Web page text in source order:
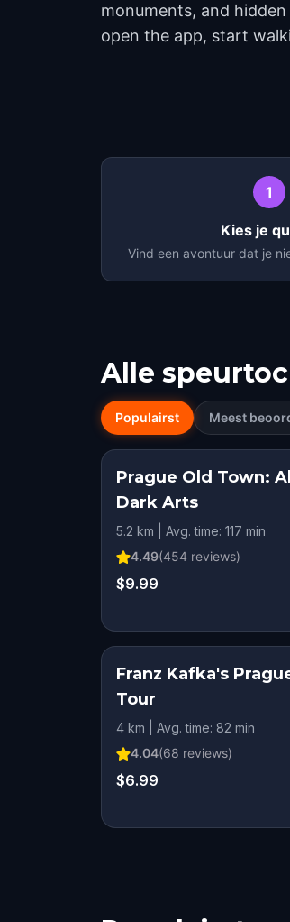
monuments, and
open the app, start
1
Kies je
Vind een avontuur dat je
Alle
Populairst Meest
Prague Old Town:
Dark Arts
5.2 km | Avg. time: 117 min
4.49(454 reviews)
$9.99
Franz Kafka's
Tour
4 km | Avg. time: 82 min
4.04(68 reviews)
$6.99